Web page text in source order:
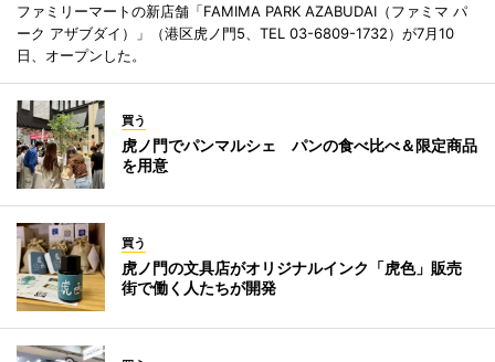
ファミリーマートの新店舗「FAMIMA PARK AZABUDAI（ファミマ パ
ーク アザブダイ）」（港区虎ノ門5、TEL 03-6809-1732）が7月10
日、オープンした。
買う
虎ノ門でパンマルシェ パンの食べ比べ＆限定商品
を用意
買う
虎ノ門の文具店がオリジナルインク「虎色」販売
街で働く人たちが開発